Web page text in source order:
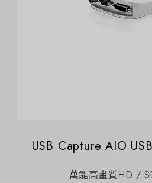
USB Capture AIO
萬能高畫質HD /